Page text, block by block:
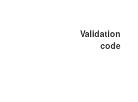
Validation
code